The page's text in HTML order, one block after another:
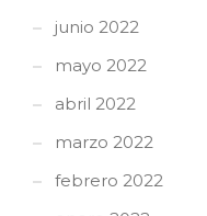
junio 2022
mayo 2022
abril 2022
marzo 2022
febrero 2022